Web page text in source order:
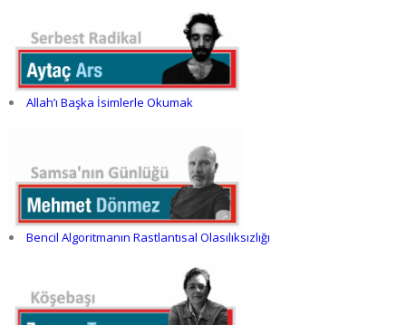
Allah’ı Başka İsimlerle Okumak
Bencil Algoritmanın Rastlantısal Olasılıksızlığı